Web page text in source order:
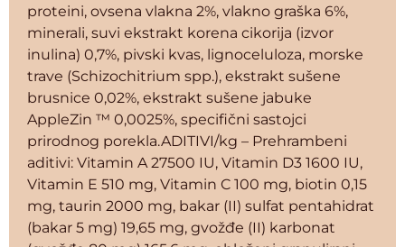
proteini, ovsena vlakna 2%, vlakno graška 6%,
minerali, suvi ekstrakt korena cikorija (izvor
inulina) 0,7%, pivski kvas, lignoceluloza, morske
trave (Schizochitrium spp.), ekstrakt sušene
brusnice 0,02%, ekstrakt sušene jabuke
AppleZin ™ 0,0025%, specifični sastojci
prirodnog porekla.ADITIVI/kg – Prehrambeni
aditivi: Vitamin A 27500 IU, Vitamin D3 1600 IU,
Vitamin E 510 mg, Vitamin C 100 mg, biotin 0,15
mg, taurin 2000 mg, bakar (II) sulfat pentahidrat
(bakar 5 mg) 19,65 mg, gvožđe (II) karbonat